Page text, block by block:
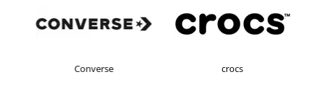
Converse crocs